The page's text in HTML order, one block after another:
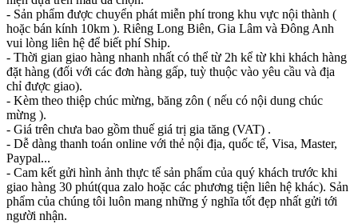
- Sản phẩm được chuyển phát miễn phí trong khu vực nội thành (
hoặc bán kính 10km ). Riêng Long Biên, Gia Lâm và Đông Anh
vui lòng liên hệ để biết phí Ship.
- Thời gian giao hàng nhanh nhất có thể từ 2h kể từ khi khách hàng
đặt hàng (đối với các đơn hàng gấp, tuỳ thuộc vào yêu cầu và địa
chỉ được giao).
- Kèm theo thiệp chúc mừng, băng zôn ( nếu có nội dung chúc
mừng ).
- Giá trên chưa bao gồm thuế giá trị gia tăng (VAT) .
- Dễ dàng thanh toán online với thẻ nội địa, quốc tế, Visa, Master,
Paypal...
- Cam kết gửi hình ảnh thực tế sản phẩm của quý khách trước khi
giao hàng 30 phút(qua zalo hoặc các phương tiện liên hệ khác). Sản
phẩm của chúng tôi luôn mang những ý nghĩa tốt đẹp nhất gửi tới
người nhận.